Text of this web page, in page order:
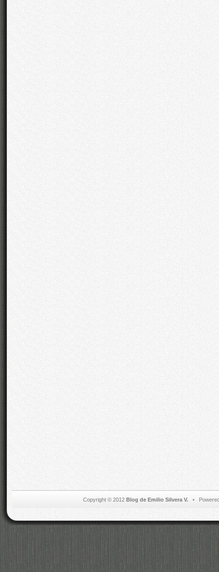
Copyright © 2012 Blog de Emilio Silvera V.•